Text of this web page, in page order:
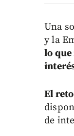
Una
y la
lo
El
de